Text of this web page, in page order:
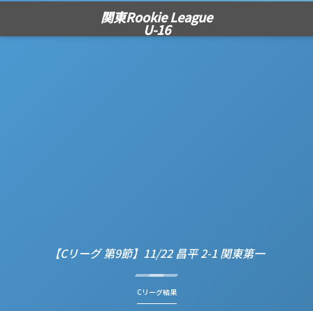
関東Rookie League
U-16
【Cリーグ 第9節】11/22 昌平 2-1 関東第一
Cリーグ結果